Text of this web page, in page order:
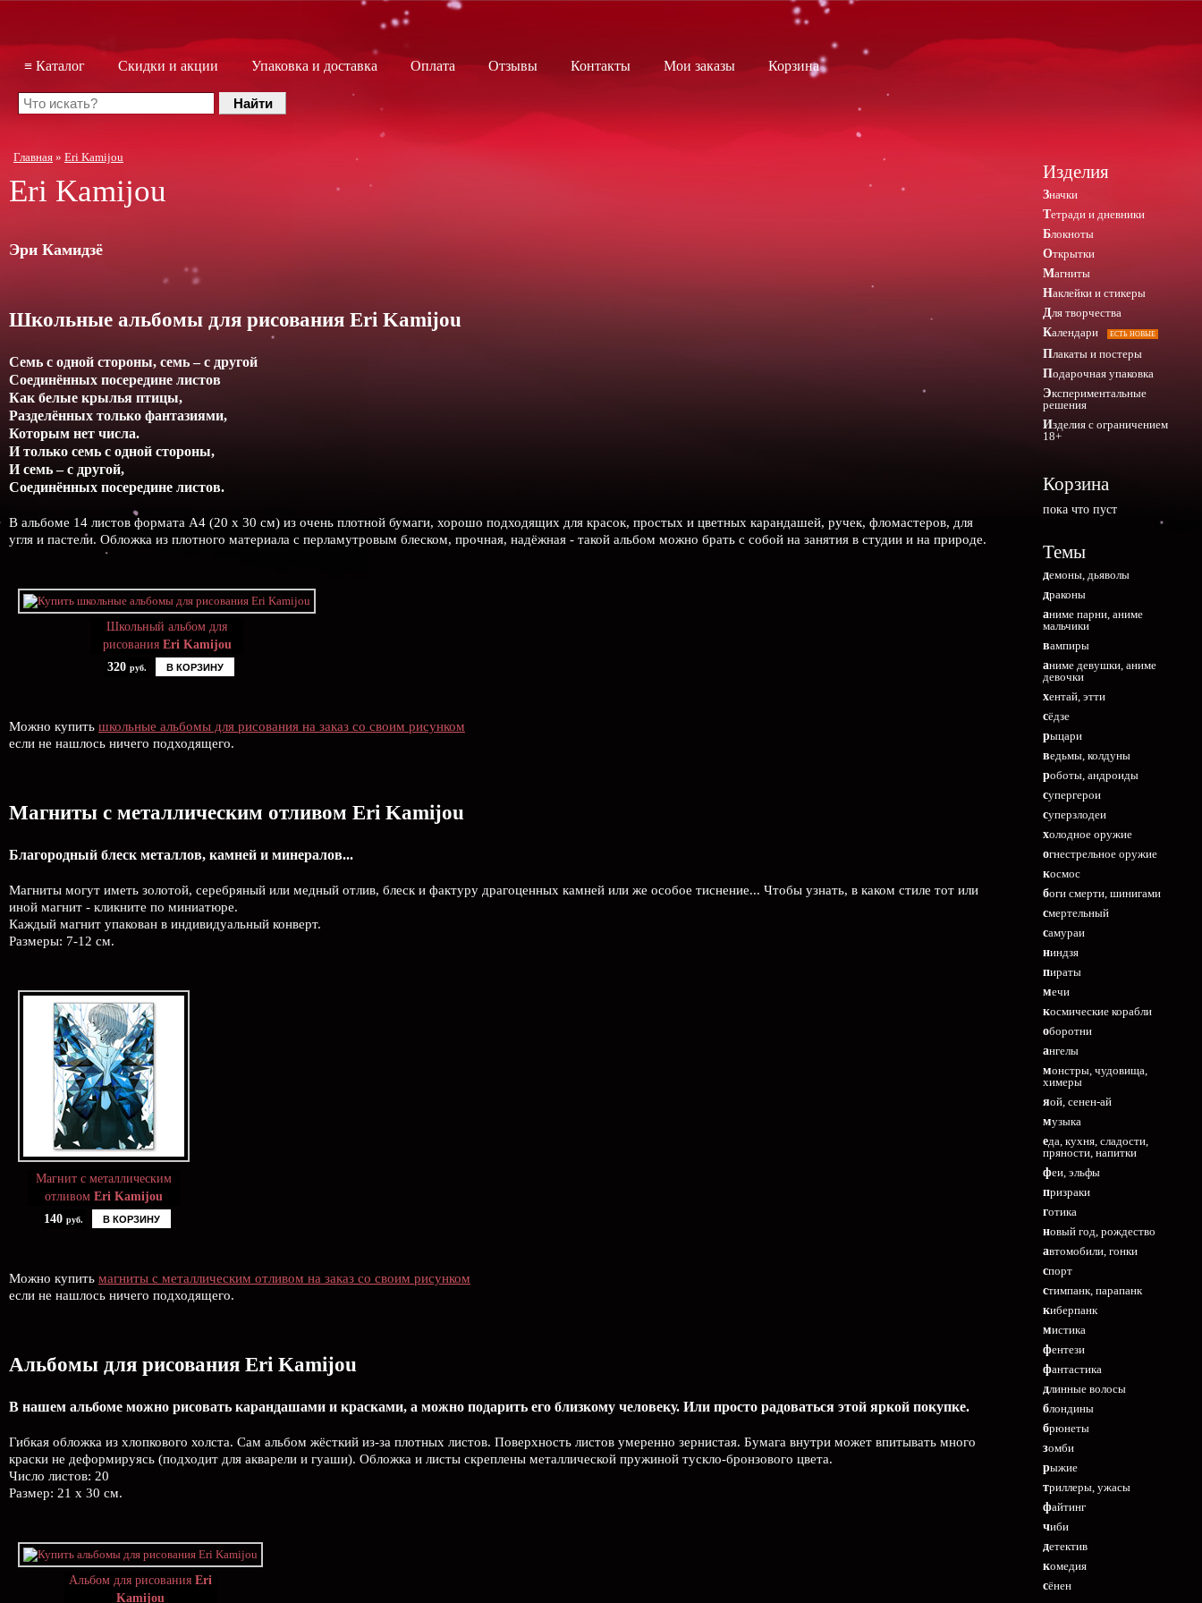
≡ Каталог Скидки и акции Упаковка и доставка Оплата Отзывы Контакты Мои заказы Корзина
Главная » Eri Kamijou
Eri Kamijou
Эри Камидзё
Школьные альбомы для рисования Eri Kamijou
Семь с одной стороны, семь – с другой
Соединённых посередине листов
Как белые крылья птицы,
Разделённых только фантазиями,
Которым нет числа.
И только семь с одной стороны,
И семь – с другой,
Соединённых посередине листов.
В альбоме 14 листов формата А4 (20 х 30 см) из очень плотной бумаги, хорошо подходящих для красок, простых и цветных карандашей, ручек, фломастеров, для
угля и пастели. Обложка из плотного материала с перламутровым блеском, прочная, надёжная - такой альбом можно брать с собой на занятия в студии и на природе.
Школьный альбом для
рисования Eri Kamijou
320 руб. В КОРЗИНУ
Можно купить школьные альбомы для рисования на заказ со своим рисунком
если не нашлось ничего подходящего.
Магниты с металлическим отливом Eri Kamijou
Благородный блеск металлов, камней и минералов...
Магниты могут иметь золотой, серебряный или медный отлив, блеск и фактуру драгоценных камней или же особое тиснение... Чтобы узнать, в каком стиле тот или
иной магнит - кликните по миниатюре.
Каждый магнит упакован в индивидуальный конверт.
Размеры: 7-12 см.
Магнит с металлическим
отливом Eri Kamijou
140 руб. В КОРЗИНУ
Можно купить магниты с металлическим отливом на заказ со своим рисунком
если не нашлось ничего подходящего.
Альбомы для рисования Eri Kamijou
В нашем альбоме можно рисовать карандашами и красками, а можно подарить его близкому человеку. Или просто радоваться этой яркой покупке.
Гибкая обложка из хлопкового холста. Сам альбом жёсткий из-за плотных листов. Поверхность листов умеренно зернистая. Бумага внутри может впитывать много
краски не деформируясь (подходит для акварели и гуаши). Обложка и листы скреплены металлической пружиной тускло-бронзового цвета.
Число листов: 20
Размер: 21 х 30 см.
Альбом для рисования Eri
Kamijou
Изделия
Значки
Тетради и дневники
Блокноты
Открытки
Магниты
Наклейки и стикеры
Для творчества
Календари
ЕСТЬ НОВЫЕ
Плакаты и постеры
Подарочная упаковка
Экспериментальные
решения
Изделия с ограничением
18+
Корзина
пока что пуст
Темы
демоны, дьяволы
драконы
аниме парни, аниме
мальчики
вампиры
аниме девушки, аниме
девочки
хентай, этти
сёдзе
рыцари
ведьмы, колдуны
роботы, андроиды
супергерои
суперзлодеи
холодное оружие
огнестрельное оружие
космос
боги смерти, шинигами
смертельный
самураи
ниндзя
пираты
мечи
космические корабли
оборотни
ангелы
монстры, чудовища,
химеры
яой, сенен-ай
музыка
еда, кухня, сладости,
пряности, напитки
феи, эльфы
призраки
готика
новый год, рождество
автомобили, гонки
спорт
стимпанк, парапанк
киберпанк
мистика
фентези
фантастика
длинные волосы
блондины
брюнеты
зомби
рыжие
триллеры, ужасы
файтинг
чиби
детектив
комедия
сёнен